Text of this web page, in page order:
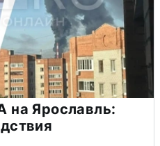
на Ярославль: